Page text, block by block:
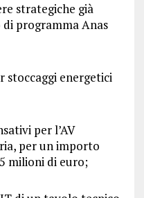
strategiche già
programma Anas
stoccaggi energetici
per l’AV
per un importo
milioni di euro;